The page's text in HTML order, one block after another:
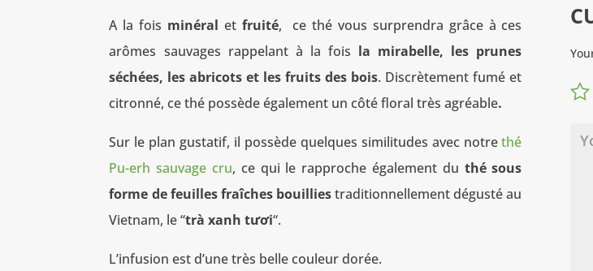
A la fois minéral et fruité, ce thé vous surprendra grâce à ces
arômes sauvages rappelant à la fois la mirabelle, les prunes
séchées, les abricots et les fruits des bois. Discrètement fumé et
citronné, ce thé possède également un côté floral très agréable.
Sur le plan gustatif, il possède quelques similitudes avec notrethé
Pu-erh sauvage cru, ce qui le rapproche également du thé sous
forme de feuilles fraîches bouilliestraditionnellement dégusté au
Vietnam, le “trà xanh tươi“.
L’infusion est d’une très belle couleur dorée.